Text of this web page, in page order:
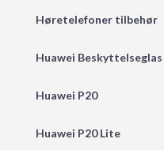
Høretelefoner tilbehør
Huawei Beskyttelseglas
Huawei P20
Huawei P20 Lite